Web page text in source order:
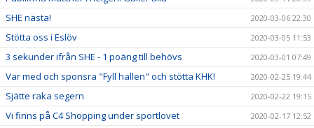
SHE nästa! 2020-03-06 22:30
Stötta oss i Eslöv 2020-03-05 11:53
3 sekunder ifrån SHE - 1 poäng till behövs 2020-03-01 07:49
Var med och sponsra "Fyll hallen" och stötta KHK! 2020-02-25 19:44
Sjätte raka segern 2020-02-22 19:15
Vi finns på C4 Shopping under sportlovet 2020-02-17 12:52